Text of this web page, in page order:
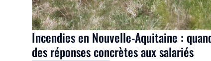
Incendies en Nouvelle-Aquitaine :
des réponses concrètes aux salariés